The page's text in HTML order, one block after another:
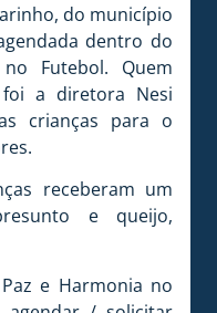
do município
dentro do
Futebol. Quem
a diretora Nesi
crianças para o
receberam um
e queijo,
e Harmonia no